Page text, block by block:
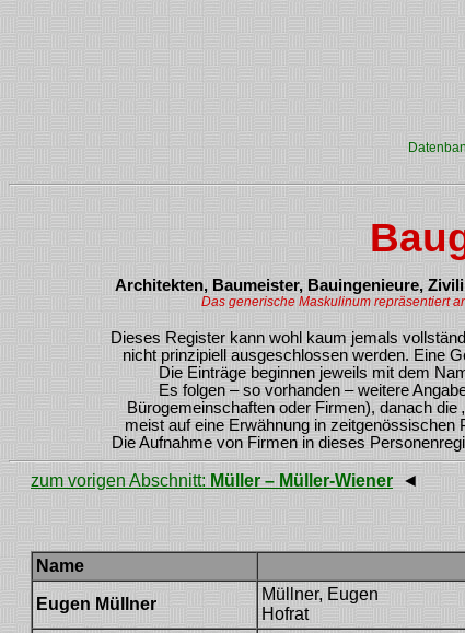
Architekten, Baumeister, Bauingenieure,
Das generische Maskulinum repräsentiert
Dieses Register kann wohl kaum jemals
nicht prinzipiell ausgeschlossen werden. Eine
Die Einträge beginnen jeweils mit dem
Es folgen – so vorhanden – weitere
Bürogemeinschaften oder Firmen), danach
meist auf eine Erwähnung in zeitgenössischen
Die Aufnahme von Firmen in dieses
zum vorigen Abschnitt: Müller – Müller-Wiener ◄
Name
Eugen Müllner
Müllner, Eugen
Hofrat